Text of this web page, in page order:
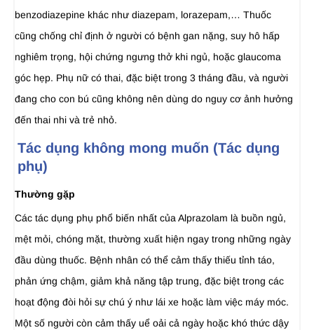
benzodiazepine khác như diazepam, lorazepam,… Thuốc
cũng chống chỉ định ở người có bệnh gan nặng, suy hô hấp
nghiêm trọng, hội chứng ngưng thở khi ngủ, hoặc glaucoma
góc hẹp. Phụ nữ có thai, đặc biệt trong 3 tháng đầu, và người
đang cho con bú cũng không nên dùng do nguy cơ ảnh hưởng
đến thai nhi và trẻ nhỏ.
Tác dụng không mong muốn (Tác dụng
phụ)
Thường gặp
Các tác dụng phụ phổ biến nhất của Alprazolam là buồn ngủ,
mệt mỏi, chóng mặt, thường xuất hiện ngay trong những ngày
đầu dùng thuốc. Bệnh nhân có thể cảm thấy thiếu tỉnh táo,
phản ứng chậm, giảm khả năng tập trung, đặc biệt trong các
hoạt động đòi hỏi sự chú ý như lái xe hoặc làm việc máy móc.
Một số người còn cảm thấy uể oải cả ngày hoặc khó thức dậy